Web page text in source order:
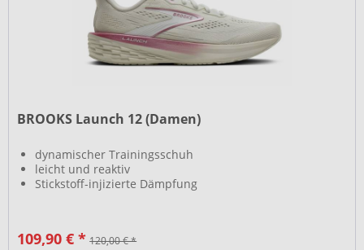
BROOKS Launch 12 (Damen)
dynamischer Trainingsschuh
leicht und reaktiv
Stickstoff-injizierte Dämpfung
109,90 € * 120,00 € *